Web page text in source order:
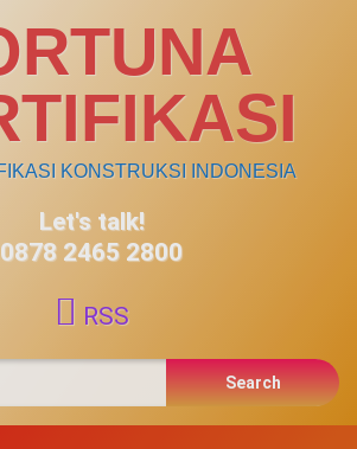
KONSTRUKSI INDONESIA
Let's talk!
0878 2465 2800
RSS
Search for: